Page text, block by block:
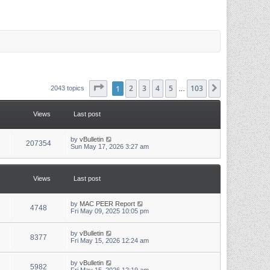
2043 topics Page of 103
1 2 3 4 5 103 Next
Views Last post
207354V
i
L
a
t
p
by vBulletin
Sun May 17, 2026 3:27 am
Views Last post
4748
i
w
L
a
t
p
o
t
by MAC PEER Report
Fri May 09, 2025 10:05 pm
8377
i
L
a
t
p
by vBulletin
Fri May 15, 2026 12:24 am
5982
L
by vBulletin